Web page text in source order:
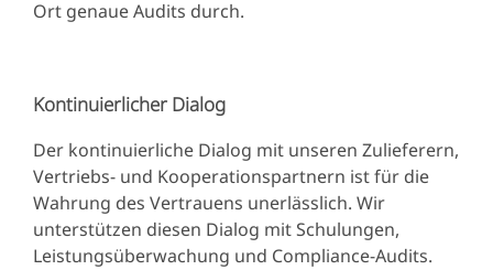
Ort genaue Audits durch.
Kontinuierlicher Dialog
Der kontinuierliche Dialog mit unseren Zulieferern,
Vertriebs- und Kooperationspartnern ist für die
Wahrung des Vertrauens unerlässlich. Wir
unterstützen diesen Dialog mit Schulungen,
Leistungsüberwachung und Compliance-Audits.